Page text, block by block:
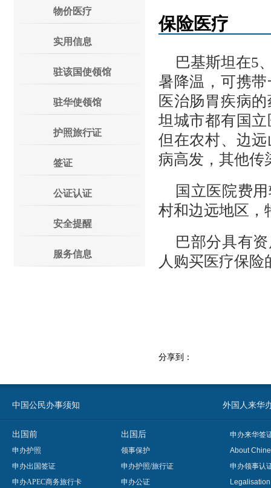
物价医疗
实用信息
驻该国使领馆
驻华使领馆
护照旅行证
签证
公证认证
安全提醒
服务信息
保险医疗
巴基斯坦在5
暑降温，可携
医治肠胃疾病
坦城市都有国
但在农村、边
病高发，其他传
国立医院费
村和边远地区，
巴部分具有
人购买医疗保险
分享到：
中国公民办事须知 外国人来华
出国前
申办护照
申办出国签证
申办APEC商务旅行卡
出国后
领事保护
申办护照/旅行证
申办公证
申办来华签
About
申办领事认